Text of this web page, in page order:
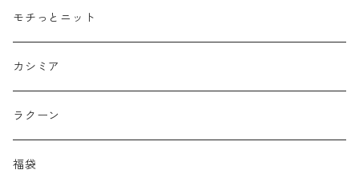
接触冷感
プリント柄物
刺繍レース
メッシュ
モチっとニット
カシミア
ラクーン
福袋